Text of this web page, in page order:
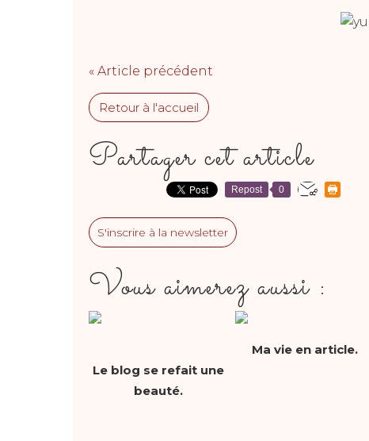
« Article précédent
Retour à l'accueil
Partager cet article
Repost 0
S'inscrire à la newsletter
Vous aimerez aussi :
Le blog se refait une
beauté.
Ma vie en article.